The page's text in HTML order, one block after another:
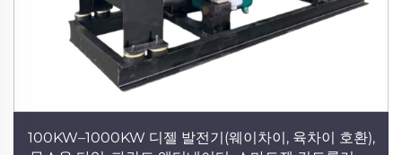
100KW–1000KW 디젤 발전기(웨이차이, 육차이 호환),